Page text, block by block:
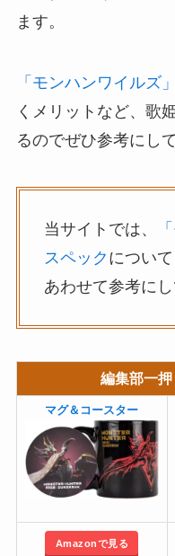
ます。
「モンハンワイルズ
くメリットなど、歌
るのでぜひ参考にし
当サイトでは、
スペック につい
あわせて参考にし
編集部一押
マグ＆コースター
Amazonで見る